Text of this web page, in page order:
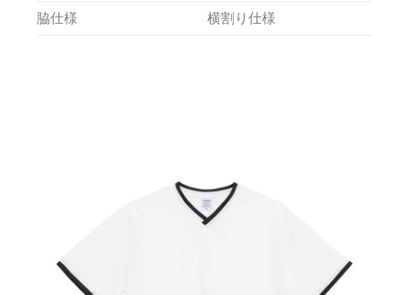
脇仕様 横割り仕様